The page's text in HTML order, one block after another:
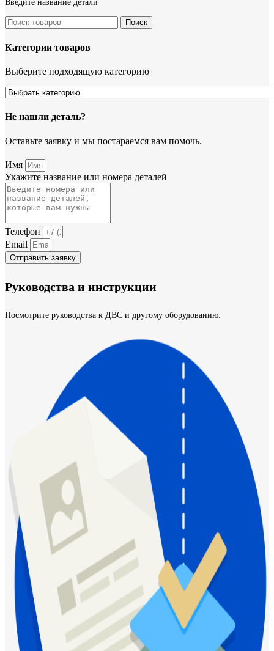
Введите название детали
Поиск
Категории товаров
Выберите подходящую категорию
Не нашли деталь?
Оставьте заявку и мы постараемся вам помочь.
Имя
Укажите название или номера деталей
Телефон
Email
Отправить заявку
Руководства и инструкции
Посмотрите руководства к ДВС и другому оборудованию.